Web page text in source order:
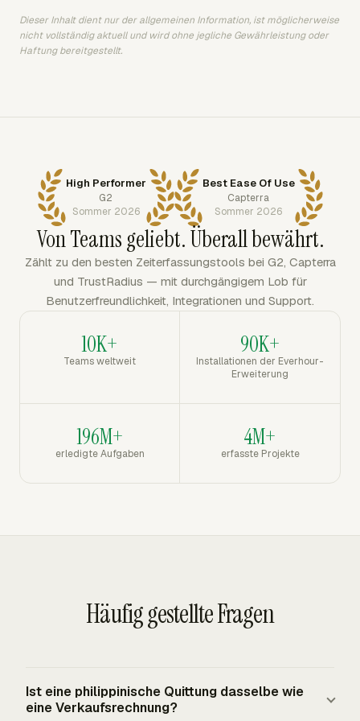
Dieser Inhalt dient nur der allgemeinen Information, ist möglicherweise
nicht vollständig aktuell und wird ohne jegliche Gewährleistung oder
Haftung bereitgestellt.
High Performer
G2
Sommer 2026
Best Ease Of Use
Capterra
Sommer 2026
Von Teams geliebt. Überall bewährt.
Zählt zu den besten Zeiterfassungstools bei G2, Capterra
und TrustRadius — mit durchgängigem Lob für
Benutzerfreundlichkeit, Integrationen und Support.
10K+
Teams weltweit
90K+
Installationen der Everhour-
Erweiterung
196M+
erledigte Aufgaben
4M+
erfasste Projekte
Häufig gestellte Fragen
Ist eine philippinische Quittung dasselbe wie
eine Verkaufsrechnung?